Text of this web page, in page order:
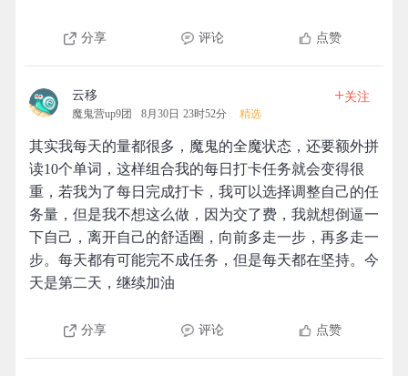
分享 评论 点赞
云移
魔鬼营up9团 8月30日 23时52分 精选
+关注
其实我每天的量都很多，魔鬼的全魔状态，还要额外拼
读10个单词，这样组合我的每日打卡任务就会变得很
重，若我为了每日完成打卡，我可以选择调整自己的任
务量，但是我不想这么做，因为交了费，我就想倒逼一
下自己，离开自己的舒适圈，向前多走一步，再多走一
步。每天都有可能完不成任务，但是每天都在坚持。今
天是第二天，继续加油
分享 评论 点赞